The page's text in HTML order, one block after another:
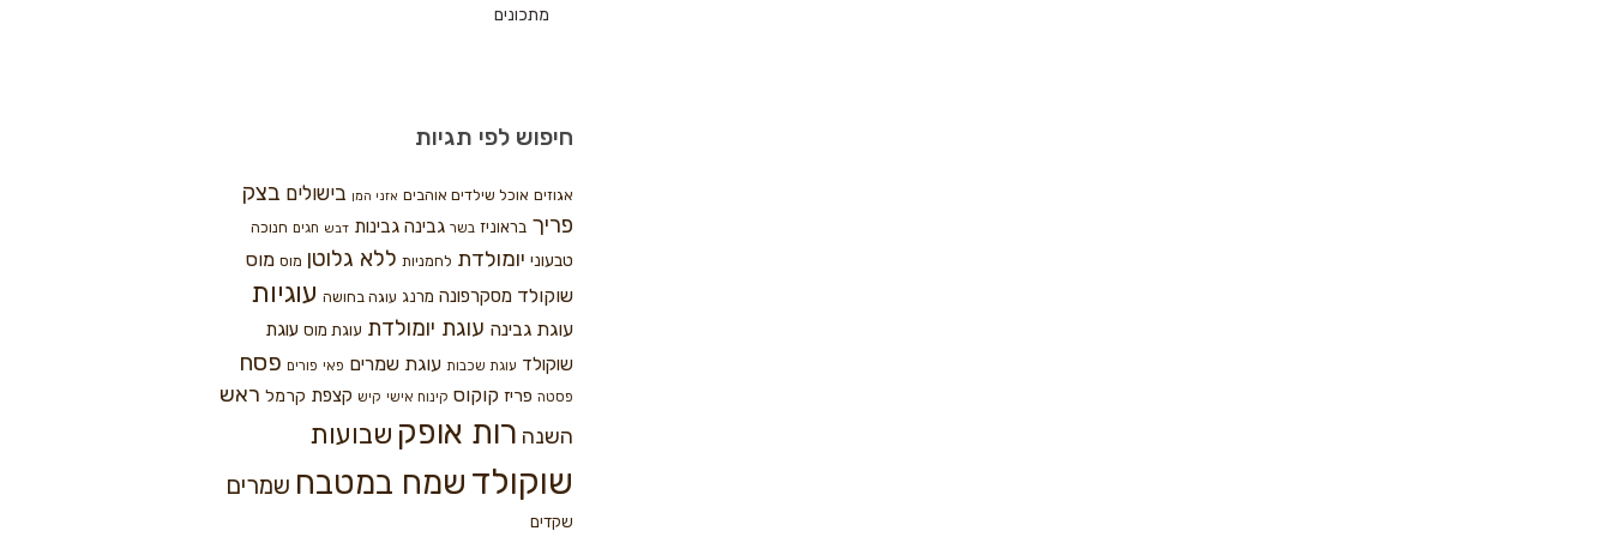
מתכונים
חיפוש לפי תגיות
אגוזים אוכל שילדים אוהבים אזני המן בישולים בצק
פריך בראוניז בשר גבינה גבינות דבש חגים חנוכה
טבעוני יומולדת לחמניות ללא גלוטן מוס מוס
שוקולד מסקרפונה מרנג עוגה בחושה עוגיות
עוגת גבינה עוגת יומולדת עוגת מוס עוגת
שוקולד עוגת שכבות עוגת שמרים פאי פורים פסח
פסטה פריז קוקוס קינוח אישי קיש קצפת קרמל ראש
השנה רות אופק שבועות
שוקולד שמח במטבח שמרים
שקדים